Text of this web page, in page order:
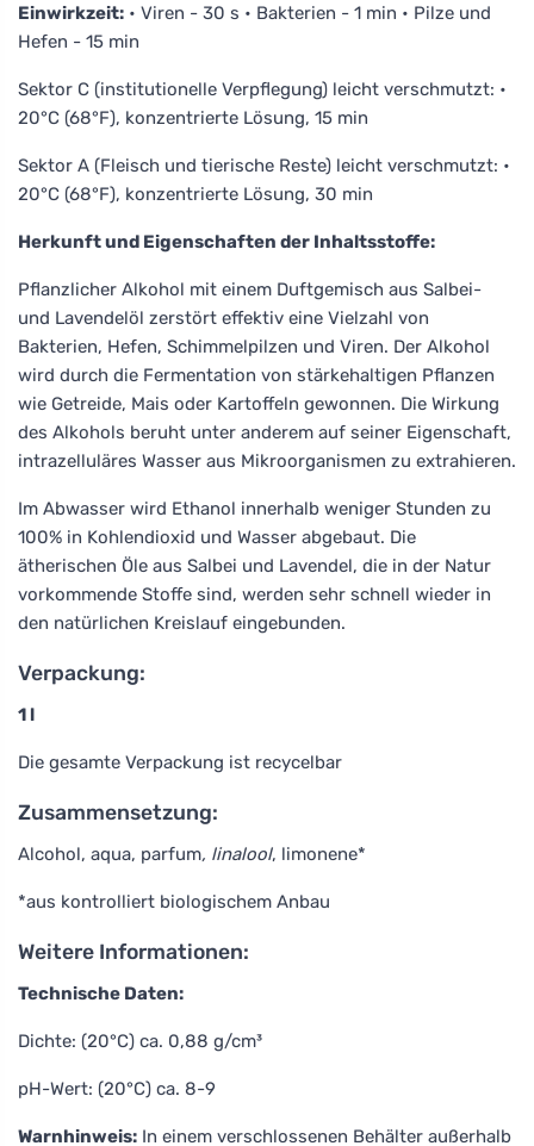
Einwirkzeit: • Viren - 30 s • Bakterien - 1 min • Pilze und
Hefen - 15 min
Sektor C (institutionelle Verpflegung) leicht verschmutzt: •
20°C (68°F), konzentrierte Lösung, 15 min
Sektor A (Fleisch und tierische Reste) leicht verschmutzt: •
20°C (68°F), konzentrierte Lösung, 30 min
Herkunft und Eigenschaften der Inhaltsstoffe:
Pflanzlicher Alkohol mit einem Duftgemisch aus Salbei-
und Lavendelöl zerstört effektiv eine Vielzahl von
Bakterien, Hefen, Schimmelpilzen und Viren. Der Alkohol
wird durch die Fermentation von stärkehaltigen Pflanzen
wie Getreide, Mais oder Kartoffeln gewonnen. Die Wirkung
des Alkohols beruht unter anderem auf seiner Eigenschaft,
intrazelluläres Wasser aus Mikroorganismen zu extrahieren.
Im Abwasser wird Ethanol innerhalb weniger Stunden zu
100% in Kohlendioxid und Wasser abgebaut. Die
ätherischen Öle aus Salbei und Lavendel, die in der Natur
vorkommende Stoffe sind, werden sehr schnell wieder in
den natürlichen Kreislauf eingebunden.
Verpackung:
1 l
Die gesamte Verpackung ist recycelbar
Zusammensetzung:
Alcohol, aqua, parfum, linalool, limonene*
*aus kontrolliert biologischem Anbau
Weitere Informationen:
Technische Daten:
Dichte: (20°C) ca. 0,88 g/cm³
pH-Wert: (20°C) ca. 8-9
Warnhinweis: In einem verschlossenen Behälter außerhalb